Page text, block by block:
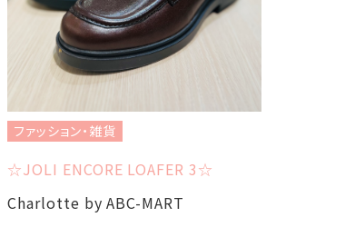
ファッション・雑貨
☆JOLI ENCORE LOAFER 3☆
Charlotte by ABC-MART